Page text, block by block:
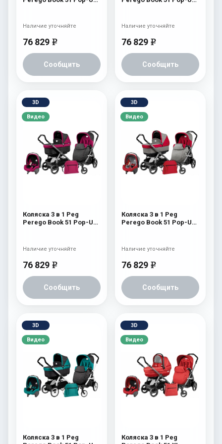
76 829 e
Сообщить
Наличие уточняйте
76 829 e
Сообщить
Наличие уточняйте
3D
Видео
Коляска 3 в 1 Peg
Perego Book 51 Pop-Up
76 829 e
Сообщить
Наличие уточняйте
3D
Видео
Коляска 3 в 1 Peg
Perego Book 51 Pop-Up
76 829 e
Сообщить
Наличие уточняйте
3D
Видео
Коляска 3 в 1 Peg
3D
Видео
Коляска 3 в 1 Peg